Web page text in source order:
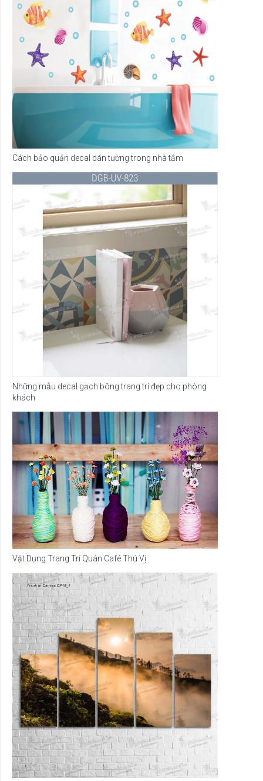
Cách bảo quản decal dán tường trong nhà tắm
Những mẫu decal gạch bông trang trí đẹp cho phòng
khách
Vật Dụng Trang Trí Quán Café Thú Vị